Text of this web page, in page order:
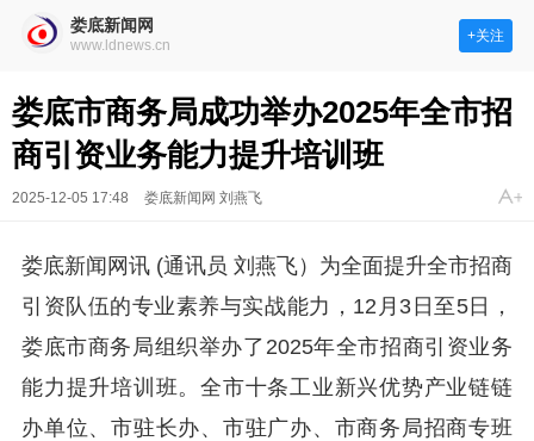
娄底新闻网
www.ldnews.cn
+关注
娄底市商务局成功举办2025年全市招
商引资业务能力提升培训班
2025-12-05 17:48 娄底新闻网 刘燕飞
娄底新闻网讯 (通讯员 刘燕飞）为全面提升全市招商
引资队伍的专业素养与实战能力，12月3日至5日，
娄底市商务局组织举办了2025年全市招商引资业务
能力提升培训班。全市十条工业新兴优势产业链链
办单位、市驻长办、市驻广办、市商务局招商专班